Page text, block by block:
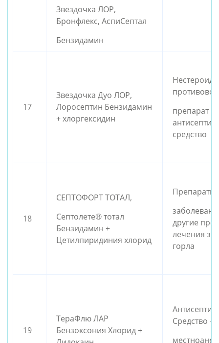
Звездочка ЛОР,
Бронфлекс, АспиСептал
Бензидамин
17
Звездочка Дуо ЛОР,
Лоросептин Бензидамин
+ хлоргексидин
препарат +
средство
18
СЕПТОФОРТ ТОТАЛ,
Септолете® тотал
Бензидамин +
Цетилпиридиния хлорид
Препараты
другие
лечения
горла
19
ТераФлю ЛАР
Бензоксония Хлорид +
Средство +